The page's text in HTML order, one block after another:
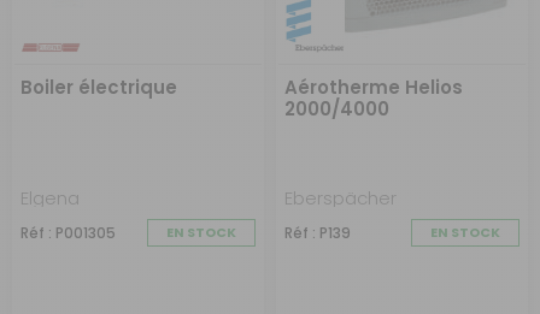
Boiler électrique
Elgena
Réf : P001305 EN STOCK
Aérotherme Helios
2000/4000
Eberspächer
Réf : P139 EN STOCK